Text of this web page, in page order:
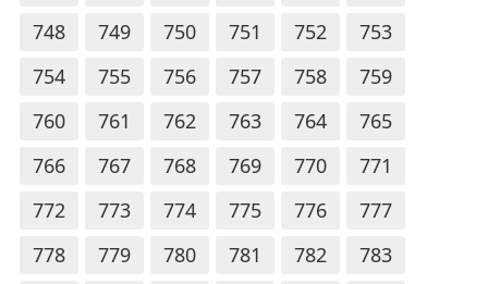
748
749 750 751 752
753
754
755 756 757 758
759
760
761 762 763 764
765
766
767 768 769 770
771
772
773 774 775 776
777
778
779 780 781 782
783